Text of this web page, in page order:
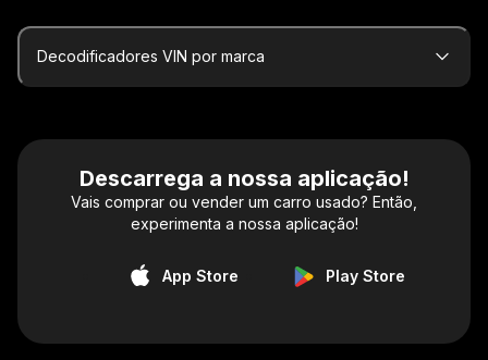
Decodificadores VIN por marca
Descarrega a nossa aplicação!
Vais comprar ou vender um carro usado? Então,
experimenta a nossa aplicação!
App Store Play Store